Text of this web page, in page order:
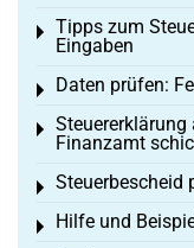
Tipps zum
Eingaben
Toggle menu
Daten prüfen:
Toggle menu
Steuererklärung
Finanzamt
Toggle menu
Steuerbescheid
Toggle menu
Hilfe und
Toggle menu